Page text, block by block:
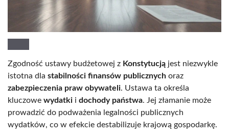
Zgodność ustawy budżetowej z Konstytucją jest niezwykle
istotna dla stabilności finansów publicznych oraz
zabezpieczenia praw obywateli. Ustawa ta określa
kluczowe wydatki i dochody państwa. Jej złamanie może
prowadzić do podważenia legalności publicznych
wydatków, co w efekcie destabilizuje krajową gospodarkę.